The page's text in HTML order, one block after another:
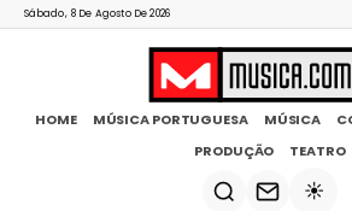
Sábado, 8 De Agosto De 2026
HOME MÚSICA PORTUGUESA MÚSICA
PRODUÇÃO
TEATRO
☀️